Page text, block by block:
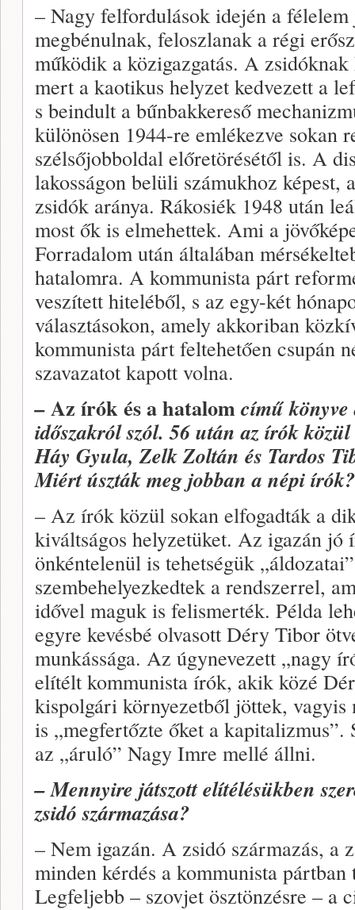
– Nagy felfordulások idején a
megbénulnak, feloszlanak a régi
működik a közigazgatás. A
mert a kaotikus helyzet kedvezett a
s beindult a bűnbakkereső
különösen 1944-re emlékezve sokan
szélsőjobboldal előretörésétől is. A
lakosságon belüli számukhoz képest,
zsidók aránya. Rákosiék 1948 után
most ők is elmehettek. Ami a
Forradalom után általában
hatalomra. A kommunista párt
veszített hiteléből, s az egy-két
választásokon, amely akkoriban
kommunista párt feltehetően csupán
szavazatot kapott volna.
–Az írók és a hatalomcímű könyve
időszakról szól. 56 után az írók
Háy Gyula, Zelk Zoltán és Tardos
Miért úszták meg jobban a népi írók?
– Az írók közül sokan elfogadták a
kiváltságos helyzetüket. Az igazán jó
önkéntelenül is tehetségük
szembehelyezkedtek a rendszerrel,
idővel maguk is felismerték. Példa
egyre kevésbé olvasott Déry Tibor
munkássága. Az úgynevezett „nagy
elítélt kommunista írók, akik közé
kispolgári környezetből jöttek, vagyis
is „megfertőzte őket a
az „áruló” Nagy Imre mellé állni.
– Mennyire játszott elítélésükben
zsidó származása?
– Nem igazán. A zsidó származás, a
minden kérdés a kommunista
Legfeljebb – szovjet ösztönzésre – a